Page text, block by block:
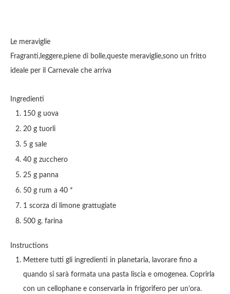
Le meraviglie
Fragranti,leggere,piene di bolle,queste meraviglie,sono un fritto
ideale per il Carnevale che arriva
Ingredienti
150 g uova
20 g tuorli
5 g sale
40 g zucchero
25 g panna
50 g rum a 40 *
1 scorza di limone grattugiate
500 g. farina
Instructions
Mettere tutti gli ingredienti in planetaria, lavorare fino a
quando si sarà formata una pasta liscia e omogenea. Coprirla
con un cellophane e conservarla in frigorifero per un’ora.